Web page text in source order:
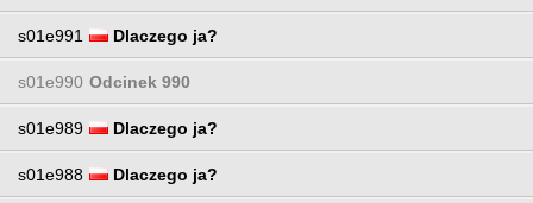
s01e991 Dlaczego ja?
s01e990 Odcinek 990
s01e989 Dlaczego ja?
s01e988 Dlaczego ja?